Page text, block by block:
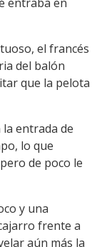
el francés
del balón
que la pelota
entrada de
lo que
de poco le
y una
frente a
aún más la